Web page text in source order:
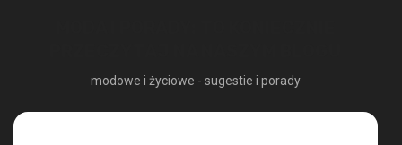
modowe i życiowe - sugestie i porady